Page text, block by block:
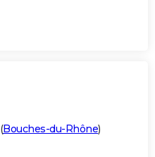
(Bouches-du-Rhône)